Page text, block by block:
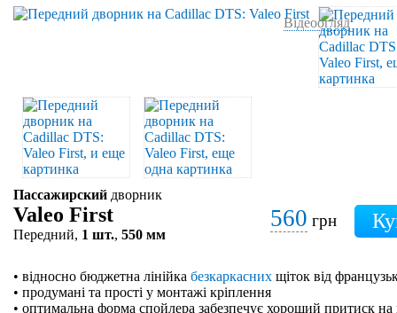
Відеоогляд
Пассажирский дворник
Valeo First
Передний, 1 шт., 550 мм
560 грн
• відносно бюджетна лінійка безкаркасних щіток від
• продумані та прості у монтажі кріплення
• оптимальна форма спойлера забезпечує хороший притиск на